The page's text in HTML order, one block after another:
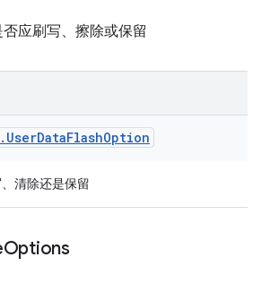
应刷写、擦除或保留
. UserDataFlashOption
清除还是保留
Options